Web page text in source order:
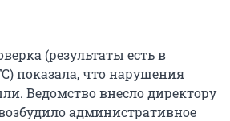
(результаты есть в
показала, что нарушения
Ведомство внесло директору
административное